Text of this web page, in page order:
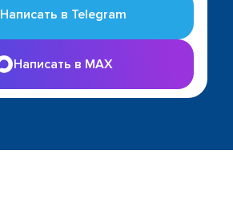
Написать в Telegram
Написать в MAX